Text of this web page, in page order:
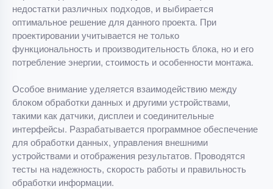
недостатки различных подходов, и выбирается
оптимальное решение для данного проекта. При
проектировании учитывается не только
функциональность и производительность блока, но и его
потребление энергии, стоимость и особенности монтажа.
Особое внимание уделяется взаимодействию между
блоком обработки данных и другими устройствами,
такими как датчики, дисплеи и соединительные
интерфейсы. Разрабатывается программное обеспечение
для обработки данных, управления внешними
устройствами и отображения результатов. Проводятся
тесты на надежность, скорость работы и правильность
обработки информации.